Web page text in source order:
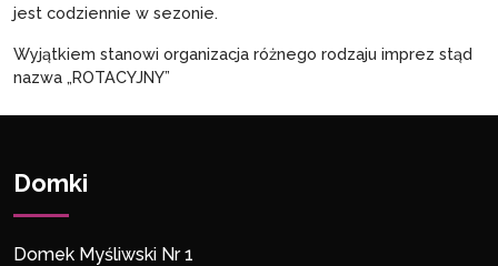
jest codziennie w sezonie.
Wyjątkiem stanowi organizacja różnego rodzaju imprez stąd
nazwa „ROTACYJNY”
Domki
Domek Myśliwski Nr 1